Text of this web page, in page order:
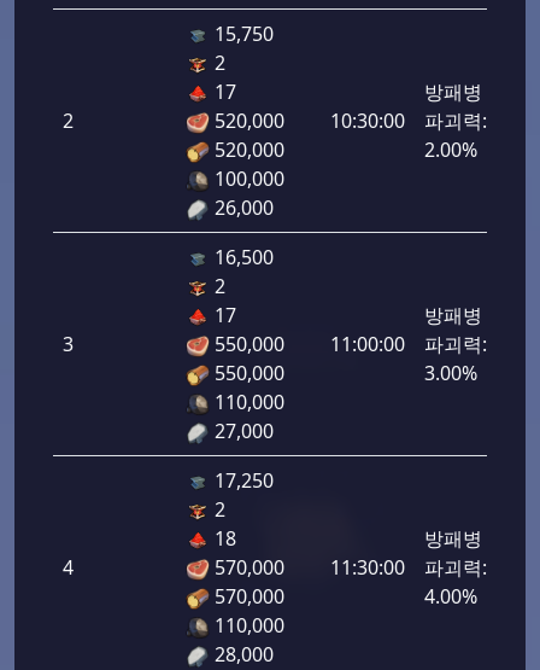
2
15,750
2
17
520,000
520,000
100,000
26,000
10:30:00
방패병
파괴력:
2.00%
3
16,500
2
17
550,000
550,000
110,000
27,000
11:00:00
방패병
파괴력:
3.00%
4
17,250
2
18
570,000
570,000
110,000
28,000
11:30:00
방패병
파괴력:
4.00%